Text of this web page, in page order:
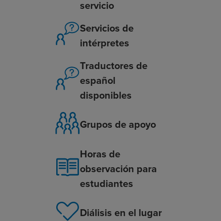
servicio
Servicios de
intérpretes
Traductores de
español
disponibles
Grupos de apoyo
Horas de
observación para
estudiantes
Diálisis en el lugar